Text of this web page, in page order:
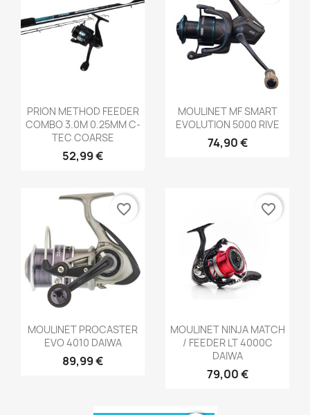
Aperçu rapide
PRION METHOD FEEDER
COMBO 3.0M 0.25MM C-
TEC COARSE
52,99 €
 Aperçu rapide
MOULINET MF SMART
EVOLUTION 5000 RIVE
74,90 €
Aperçu rapide
MOULINET PROCASTER
EVO 4010 DAIWA
89,99 €
favorite_border
 Aperçu rapide
MOULINET NINJA MATCH
/ FEEDER LT 4000C
DAIWA
79,00 €
favorite_border